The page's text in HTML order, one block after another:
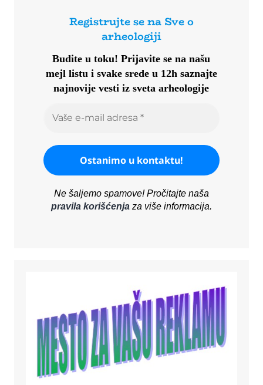
Registrujte se na Sve o
arheologiji
Budite u toku!Prijavite se na našu
mejl listu i svake srede u 12h saznajte
najnovije vesti iz sveta arheologije
Ne šaljemo spamove! Pročitajte naša
pravila korišćenjaza više informacija.